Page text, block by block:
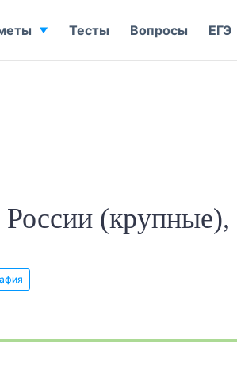
(крупные),
Тесты Вопросы ЕГЭ